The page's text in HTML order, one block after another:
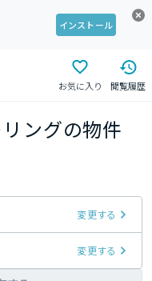
インストール
お気に入り 閲覧履歴
ングの物件
変更する
変更する